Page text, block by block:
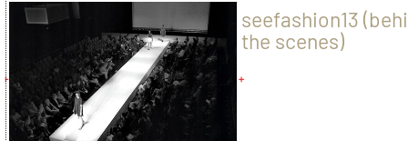
seefashion13
the scenes)